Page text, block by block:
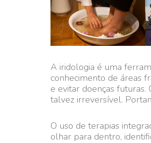
A iridologia é uma
conhecimento de áreas
e evitar doenças
talvez irreversível.
O uso de terapias
olhar para dentro,